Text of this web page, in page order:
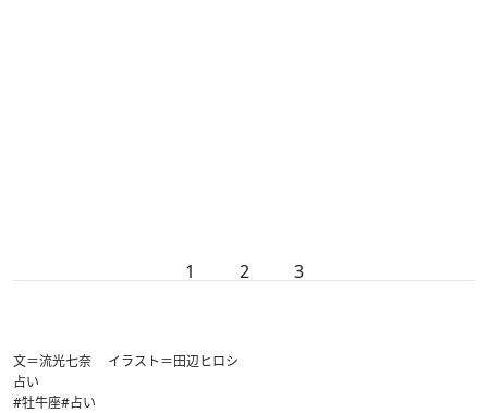
1 2 3
文＝流光七奈 イラスト＝田辺ヒロシ
占い
#牡牛座#占い